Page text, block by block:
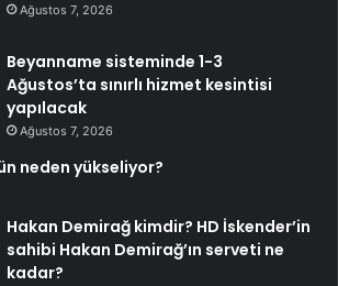
Ağustos 7, 2026
Beyanname sisteminde 1-3
Ağustos’ta sınırlı hizmet kesintisi
yapılacak
Ağustos 7, 2026
neden yükseliyor?
Hakan Demirağ kimdir? HD İskender’in
sahibi Hakan Demirağ’ın serveti ne
kadar?